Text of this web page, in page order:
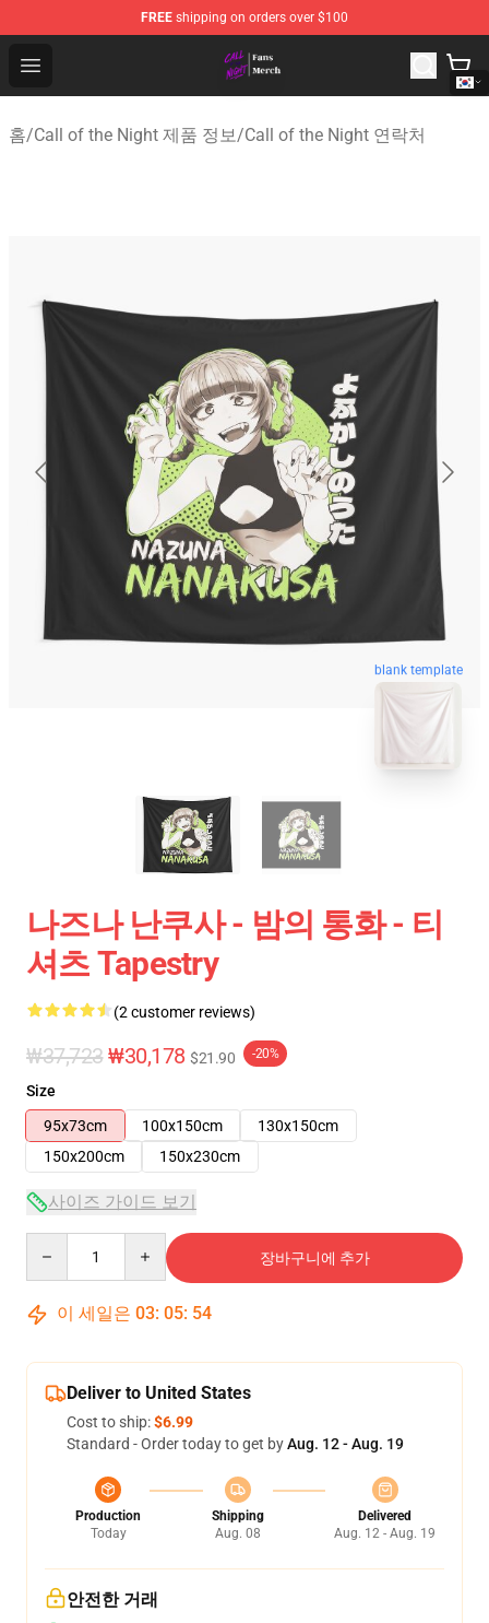
FREE shipping on orders over $100
Open menu
Call of the Night Store - Official Call of the Night
홈/Call of the Night 제품 정보/Call of the Night 연락처
blank template
나즈나 난쿠사 - 밤의 통화 - 티
셔츠 Tapestry
(2 customer reviews)
₩37,723 ₩30,178 $21.90 -20%
Size
95x73cm
100x150cm
130x150cm
150x200cm
150x230cm
사이즈 가이드 보기
장바구니에 추가
이 세일은 03: 05: 54
Deliver to United States
Cost to ship:$6.99
Standard - Order today to get byAug. 12 - Aug. 19
Production
Today
Shipping
Aug. 08
Delivered
Aug. 12 - Aug. 19
안전한 거래